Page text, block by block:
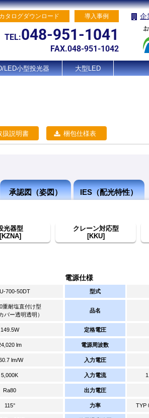
カタログダウンロード 導入事例
TEL:048-951-1041
FAX.048-951-1042
企
LED小型投光器 大型LED
扱説明書 梱包仕様表
承認図（姿図） IES（配光特性）
光器型
[KZNA]
クレーン対応型
[KKU]
700-50DT
重耐塩直付け型
バー透明透明）
149.5W
lm
lm/W
5,000K
Ra80
115°
電源仕様
型式
品名
定格電圧
電源周波数
入力電圧
入力電流
出力電圧
力率 TYP